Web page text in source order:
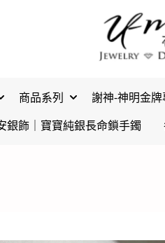
商品系列 謝神-神明金牌
銀飾｜寶寶純銀長命鎖手鐲